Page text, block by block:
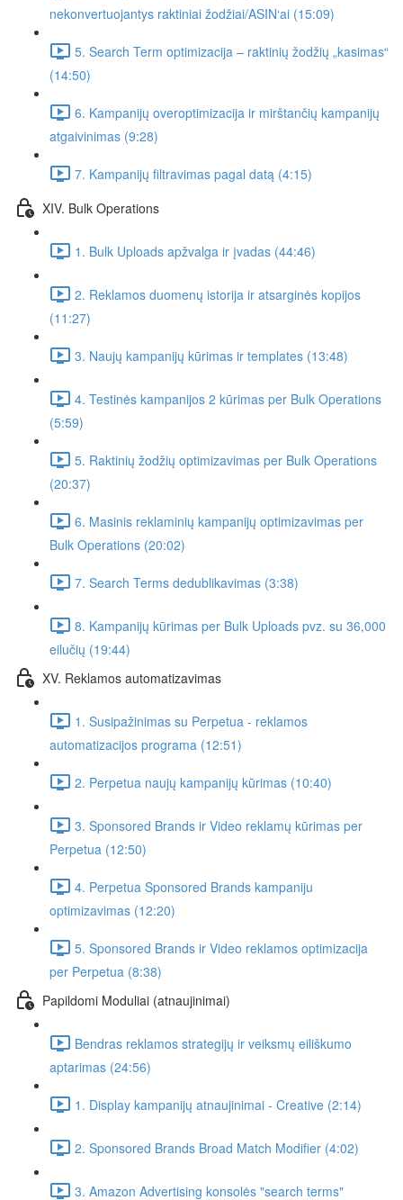
nekonvertuojantys raktiniai žodžiai/ASIN‘ai (15:09)
5. Search Term optimizacija – raktinių žodžių „kasimas“
(14:50)
6. Kampanijų overoptimizacija ir mirštančių kampanijų
atgaivinimas (9:28)
7. Kampanijų filtravimas pagal datą (4:15)
XIV. Bulk Operations
1. Bulk Uploads apžvalga ir įvadas (44:46)
2. Reklamos duomenų istorija ir atsarginės kopijos
(11:27)
3. Naujų kampanijų kūrimas ir templates (13:48)
4. Testinės kampanijos 2 kūrimas per Bulk Operations
(5:59)
5. Raktinių žodžių optimizavimas per Bulk Operations
(20:37)
6. Masinis reklaminių kampanijų optimizavimas per
Bulk Operations (20:02)
7. Search Terms dedublikavimas (3:38)
8. Kampanijų kūrimas per Bulk Uploads pvz. su 36,000
eilučių (19:44)
XV. Reklamos automatizavimas
1. Susipažinimas su Perpetua - reklamos
automatizacijos programa (12:51)
2. Perpetua naujų kampanijų kūrimas (10:40)
3. Sponsored Brands ir Video reklamų kūrimas per
Perpetua (12:50)
4. Perpetua Sponsored Brands kampaniju
optimizavimas (12:20)
5. Sponsored Brands ir Video reklamos optimizacija
per Perpetua (8:38)
Papildomi Moduliai (atnaujinimai)
Bendras reklamos strategijų ir veiksmų eiliškumo
aptarimas (24:56)
1. Display kampanijų atnaujinimai - Creative (2:14)
2. Sponsored Brands Broad Match Modifier (4:02)
3. Amazon Advertising konsolės "search terms"